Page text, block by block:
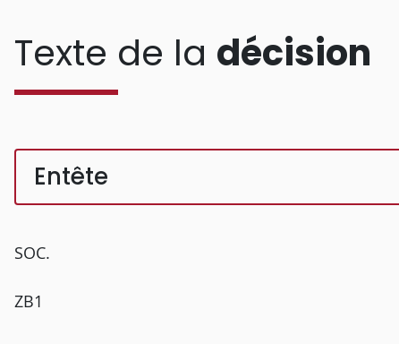
Texte de la décision
Entête
SOC.
ZB1